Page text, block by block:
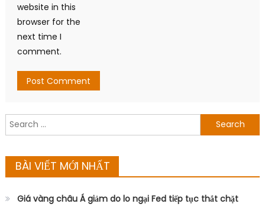
website in this
browser for the
next time I
comment.
Search
for:
BÀI VIẾT MỚI NHẤT
Giá vàng châu Á giảm do lo ngại Fed tiếp tục thắt chặt